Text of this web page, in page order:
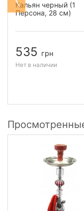
Кальян черный (1
Персона, 28 см)
535 грн
Нет в наличии